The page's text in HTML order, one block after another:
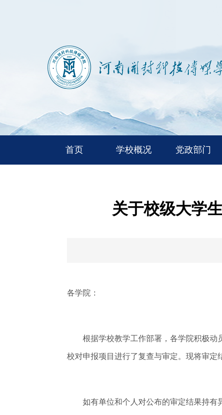
首页 学校概况 党政部门
关于校级大学
各学院：
根据学校教学工作部署，各学院积极动员
校对申报项目进行了复查与审定。现将审定
如有单位和个人对公布的审定结果持有